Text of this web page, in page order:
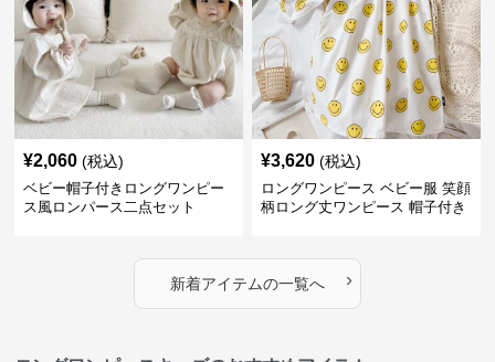
¥2,060 (税込)
ベビー帽子付きロングワンピー
ス風ロンパース二点セット
¥3,620 (税込)
ロングワンピース ベビー服 笑顔
柄ロング丈ワンピース 帽子付き
新着アイテムの一覧へ ›